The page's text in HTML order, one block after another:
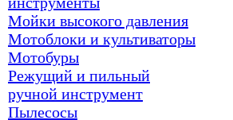
Мойки высокого давления
Мотоблоки и культиваторы
Мотобуры
Режущий и пильный
ручной инструмент
Пылесосы